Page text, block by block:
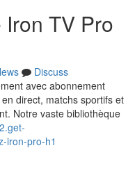
TV Pro
Discuss
avec abonnement
direct, matchs sportifs et
Notre vaste bibliothèque
iron-pro-h1